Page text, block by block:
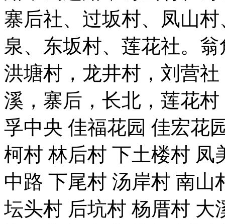
寨后社、过坂村、凤山
泉、东坂村、莲花社。
洪塘村，龙井村，刘营
溪，寨后，长北，莲花
孚中央 佳福花园 佳宏花
柯村 林后村 下土楼村 凤
中路 下尾村 汤岸村 南山
坛头村 后坑村 杨厝村 大